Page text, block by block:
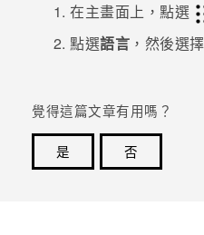
VIVELAND
在主畫面上，點選
點選語言 ，然後選
覺得這篇文章有用嗎？
是
否